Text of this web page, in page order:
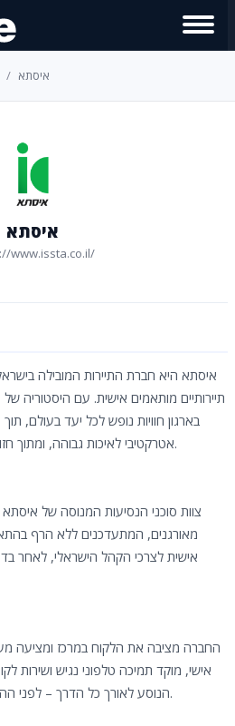
איסתא
איסתא
www.issta.co.il/
איסתא היא חברת התיירות המובילה
בארגון חוויות נופש לכל יעד בעולם,
אטרקטיבי לאיכות גבוהה, ומתוך חזון להנגיש את העולם לכל ישראלי.
צוות סוכני הנסיעות המנוסה של איסתא
מאורגנים, המתעדכנים ללא הרף
אישית לצרכי הקהל הישראלי, לאחר
החברה מציבה את הלקוח במרכז ומציעה
אישי, מוקד תמיכה טלפוני נגיש ושירות
הנוסע לאורך כל הדרך – לפני ההמראה וגם במהלך השהות בחו"ל.